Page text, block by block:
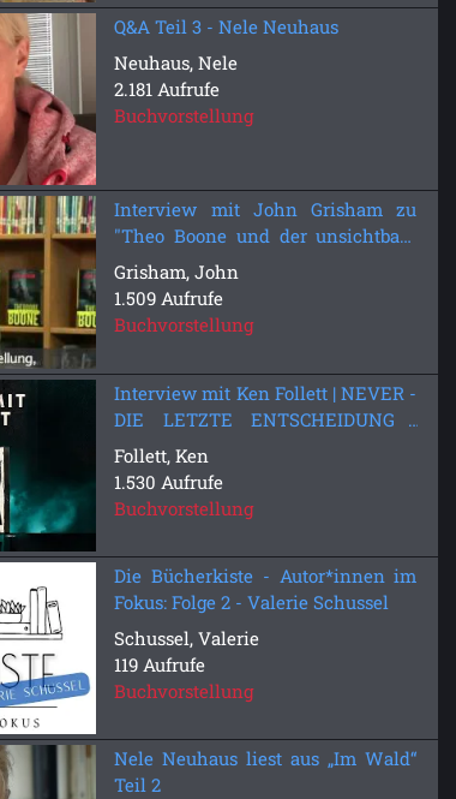
Q&A Teil 3 - Nele Neuhaus
Neuhaus, Nele
2.181 Aufrufe
Buchvorstellung
Interview mit John Grisham zu
"Theo Boone und der unsichtbare
Zeuge" - Heyne fliegt
Grisham, John
1.509 Aufrufe
Buchvorstellung
Interview mit Ken Follett | NEVER -
DIE LETZTE ENTSCHEIDUNG |
Bastei Lübbe
Follett, Ken
1.530 Aufrufe
Buchvorstellung
Die Bücherkiste - Autor*innen im
Fokus: Folge 2 - Valerie Schussel
Schussel, Valerie
119 Aufrufe
Buchvorstellung
Nele Neuhaus liest aus „Im Wald“
Teil 2